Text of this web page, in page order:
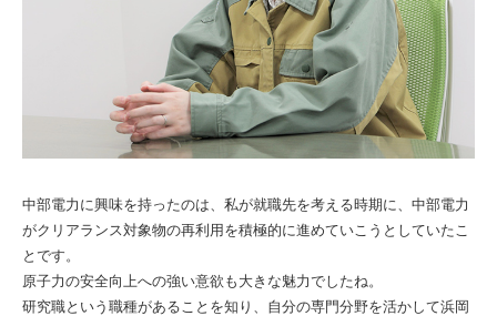
中部電力に興味を持ったのは、私が就職先を考える時期に、中部電力
がクリアランス対象物の再利用を積極的に進めていこうとしていたこ
とです。
原子力の安全向上への強い意欲も大きな魅力でしたね。
研究職という職種があることを知り、自分の専門分野を活かして浜岡